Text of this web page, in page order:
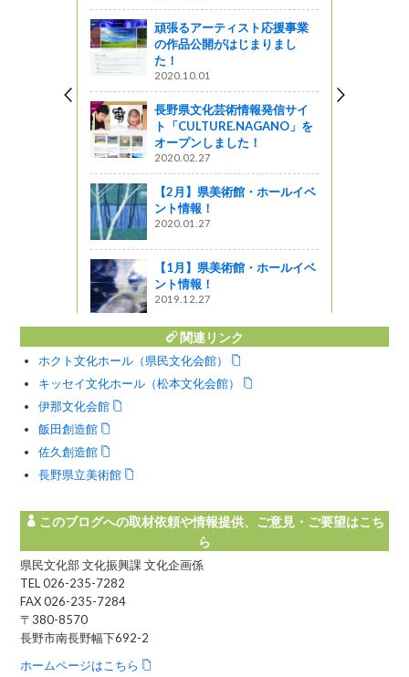
頑張るアーティスト応援事業
の作品公開がはじまりまし
た！
2020.10.01
長野県文化芸術情報発信サイ
ト「CULTURE.NAGANO」を
オープンしました！
2020.02.27
【2月】県美術館・ホールイベ
ント情報！
2020.01.27
【1月】県美術館・ホールイベ
ント情報！
2019.12.27
関連リンク
ホクト文化ホール（県民文化会館）
キッセイ文化ホール（松本文化会館）
伊那文化会館
飯田創造館
佐久創造館
長野県立美術館
このブログへの取材依頼や情報提供、ご意見・ご要望はこち
ら
県民文化部 文化振興課 文化企画係
TEL 026-235-7282
FAX 026-235-7284
〒380-8570
長野市南長野幅下692-2
ホームページはこちら